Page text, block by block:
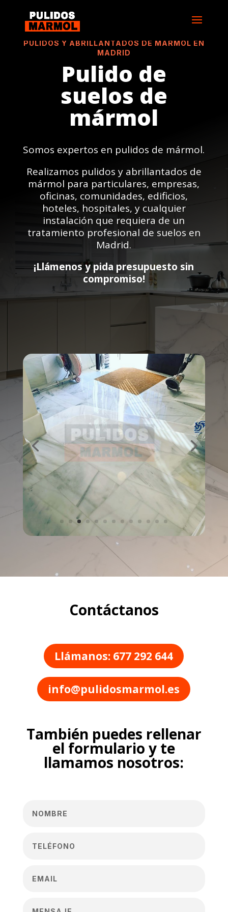
PULIDOS Y ABRILLANTADOS DE MÁRMOL EN
MADRID
Pulido de
suelos de
mármol
Somos expertos en pulidos de mármol.
Realizamos pulidos y abrillantados de
mármol para particulares, empresas,
oficinas, comunidades, edificios,
hoteles, hospitales, y cualquier
instalación que requiera de un
tratamiento profesional de suelos en
Madrid.
¡Llámenos y pida presupuesto sin
compromiso!
Contáctanos
Llámanos: 677 292 644
info@pulidosmarmol.es
También puedes rellenar
el formulario y te
llamamos nosotros: